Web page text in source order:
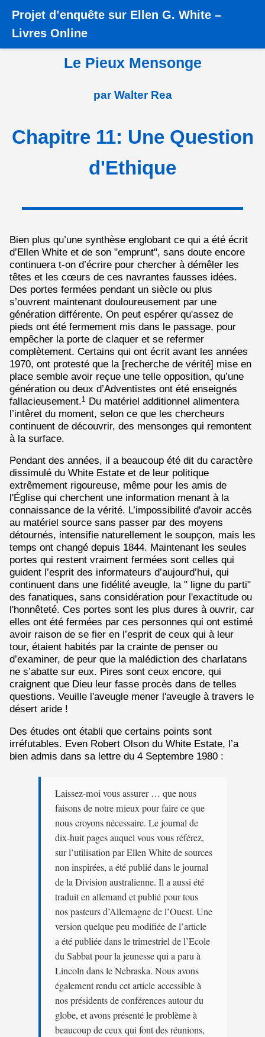
Accueil › Livres › Le Pieux Mensonge
Chapitre 11: Une
Question d'Ethique
Projet d’enquête sur Ellen G. White –
Livres Online
Le Pieux Mensonge
par Walter Rea
Chapitre 11: Une Question
d'Ethique
Bien plus qu’une synthèse englobant ce qui a été écrit
d’Ellen White et de son "emprunt", sans doute encore
continuera t-on d’écrire pour chercher à démêler les
têtes et les cœurs de ces navrantes fausses idées.
Des portes fermées pendant un siècle ou plus
s’ouvrent maintenant douloureusement par une
génération différente. On peut espérer qu'assez de
pieds ont été fermement mis dans le passage, pour
empêcher la porte de claquer et se refermer
complètement. Certains qui ont écrit avant les années
1970, ont protesté que la [recherche de vérité] mise en
place semble avoir reçue une telle opposition, qu’une
génération ou deux d’Adventistes ont été enseignés
fallacieusement. 1
Du matériel additionnel alimentera
l’intêret du moment, selon ce que les chercheurs
continuent de découvrir, des mensonges qui remontent
à la surface.
Pendant des années, il a beaucoup été dit du caractère
dissimulé du White Estate et de leur politique
extrêmement rigoureuse, même pour les amis de
l'Église qui cherchent une information menant à la
connaissance de la vérité. L’impossibilité d'avoir accès
au matériel source sans passer par des moyens
détournés, intensifie naturellement le soupçon, mais les
temps ont changé depuis 1844. Maintenant les seules
portes qui restent vraiment fermées sont celles qui
guident l’esprit des informateurs d’aujourd’hui, qui
continuent dans une fidélité aveugle, la " ligne du parti"
des fanatiques, sans considération pour l'exactitude ou
l'honnêteté. Ces portes sont les plus dures à ouvrir, car
elles ont été fermées par ces personnes qui ont estimé
avoir raison de se fier en l’esprit de ceux qui à leur
tour, étaient habités par la crainte de penser ou
d’examiner, de peur que la malédiction des charlatans
ne s’abatte sur eux. Pires sont ceux encore, qui
craignent que Dieu leur fasse procès dans de telles
questions. Veuille l'aveugle mener l'aveugle à travers le
désert aride !
Des études ont établi que certains points sont
irréfutables. Even Robert Olson du White Estate, l’a
bien admis dans sa lettre du 4 Septembre 1980 :
Laissez-moi vous assurer … que nous
faisons de notre mieux pour faire ce que
nous croyons nécessaire. Le journal de
dix-huit ­pages auquel vous vous référez,
sur l’utilisation par Ellen White de sources
non inspirées, a été publié dans le journal
de la Division australienne. Il a aussi été
traduit en allemand et publié pour tous
nos pasteurs d’Allemagne de l’Ouest. Une
version quelque peu modifiée de l’article
a été publiée dans le trimestriel de l’Ecole
du Sabbat pour la jeunesse qui a paru à
Lincoln dans le Nebraska. Nous avons
également rendu cet article accessible à
nos présidents de conférences autour du
globe, et avons présenté le problème à
beaucoup de ceux qui font des réunions,